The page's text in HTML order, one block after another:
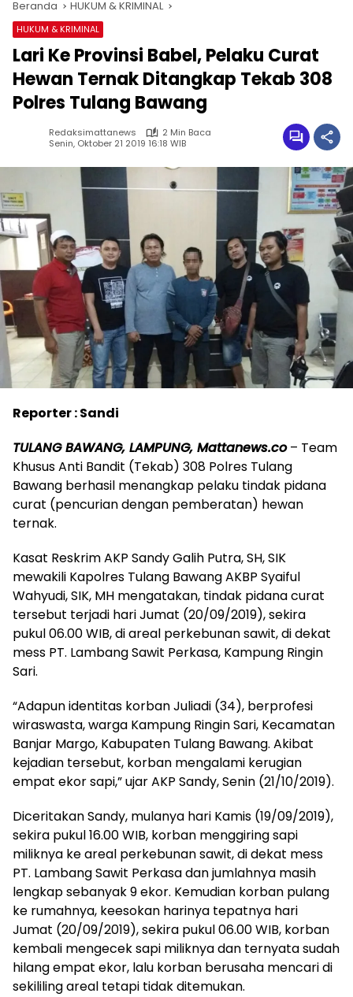
Beranda HUKUM & KRIMINAL
HUKUM & KRIMINAL
Lari Ke Provinsi Babel, Pelaku Curat
Hewan Ternak Ditangkap Tekab 308
Polres Tulang Bawang
Redaksimattanews
2 Min Baca
Senin, Oktober 21 2019 16:18 WIB
Reporter : Sandi
TULANG BAWANG, LAMPUNG, Mattanews.co– Team
Khusus Anti Bandit (Tekab) 308 Polres Tulang
Bawang berhasil menangkap pelaku tindak pidana
curat (pencurian dengan pemberatan) hewan
ternak.
Kasat Reskrim AKP Sandy Galih Putra, SH, SIK
mewakili Kapolres Tulang Bawang AKBP Syaiful
Wahyudi, SIK, MH mengatakan, tindak pidana curat
tersebut terjadi hari Jumat (20/09/2019), sekira
pukul 06.00 WIB, di areal perkebunan sawit, di dekat
mess PT. Lambang Sawit Perkasa, Kampung Ringin
Sari.
“Adapun identitas korban Juliadi (34), berprofesi
wiraswasta, warga Kampung Ringin Sari, Kecamatan
Banjar Margo, Kabupaten Tulang Bawang. Akibat
kejadian tersebut, korban mengalami kerugian
empat ekor sapi,” ujar AKP Sandy, Senin (21/10/2019).
Diceritakan Sandy, mulanya hari Kamis (19/09/2019),
sekira pukul 16.00 WIB, korban menggiring sapi
miliknya ke areal perkebunan sawit, di dekat mess
PT. Lambang Sawit Perkasa dan jumlahnya masih
lengkap sebanyak 9 ekor. Kemudian korban pulang
ke rumahnya, keesokan harinya tepatnya hari
Jumat (20/09/2019), sekira pukul 06.00 WIB, korban
kembali mengecek sapi miliknya dan ternyata sudah
hilang empat ekor, lalu korban berusaha mencari di
sekililing areal tetapi tidak ditemukan.